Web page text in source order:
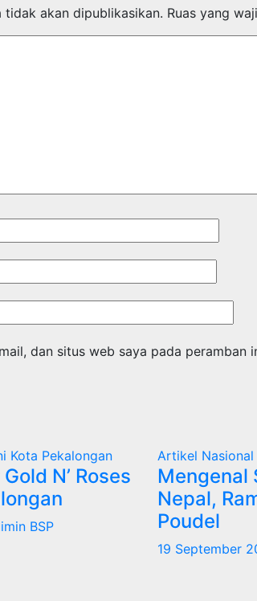
tidak akan dipublikasikan. Ruas yang
dan situs web saya pada peramban
Kota Pekalongan
N’ Roses
BSP
Artikel Nasional
Mengenal
Nepal,
Poudel
19 September